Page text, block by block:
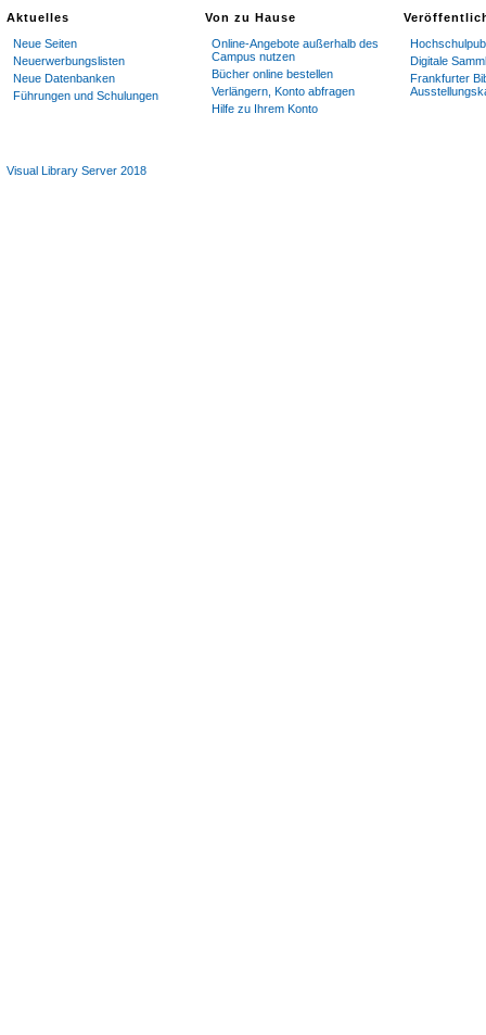
Aktuelles
Neue Seiten
Neuerwerbungslisten
Neue Datenbanken
Führungen und Schulungen
Von zu Hause
Online-Angebote außerhalb des
Campus nutzen
Bücher online bestellen
Verlängern, Konto abfragen
Hilfe zu Ihrem Konto
Digitale
Frankfurter
Visual Library Server 2018